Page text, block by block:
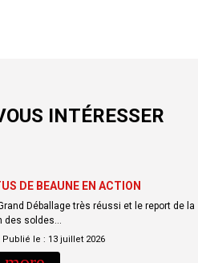
INTÉRESSER
DE BEAUNE EN ACTION
Déballage très réussi et le report de la
des soldes…
Publié le : 13 juillet 2026